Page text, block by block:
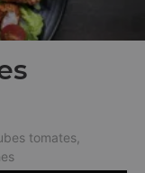
tomates,